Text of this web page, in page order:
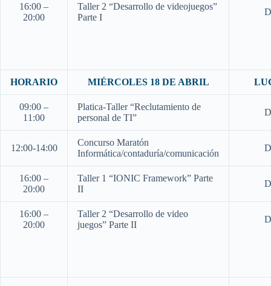
16:00 –
20:00
Taller 2 “Desarrollo de videojuegos”
Parte I
HORARIO MIÉRCOLES 18 DE ABRIL
09:00 –
11:00
Platica-Taller “Reclutamiento de
personal de TI”
12:00-14:00
Concurso Maratón
Informática/contaduría/comunicación
16:00 –
20:00
Taller 1 “IONIC Framework” Parte
II
16:00 –
20:00
Taller 2 “Desarrollo de video
juegos” Parte II